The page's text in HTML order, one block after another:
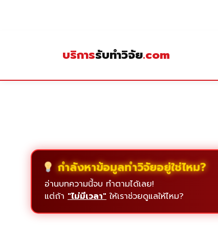
บริการรับทำวิจัย.com
กำลังหาข้อมูลทำวิจัยอยู่ใช่ไหม?
อ่านบทความนี้จบ ทำตามได้เลย!
แต่ถ้า "ไม่มีเวลา" ให้เราช่วยดูแลให้ไหม?